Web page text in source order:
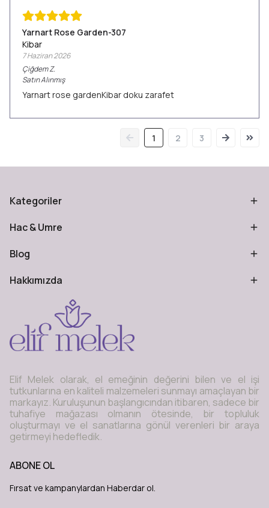
Yarnart Rose Garden-307
Kibar
7 Haziran 2026
ÇiğdemZ.
Satın Alınmış
Yarnart rose gardenKibar doku zarafet
1 2 3
Kategoriler
Hac & Umre
Blog
Hakkımızda
Elif Melek olarak, el emeğinin değerini bilen ve el işi
tutkunlarına en kaliteli malzemeleri sunmayı amaçlayan bir
markayız. Kuruluşunun başlangıcından itibaren, sadece bir
tuhafiye mağazası olmanın ötesinde, bir topluluk
oluşturmayı ve el sanatlarına gönül verenleri bir araya
getirmeyi hedefledik.
ABONE OL
Fırsat ve kampanylardan Haberdar ol.